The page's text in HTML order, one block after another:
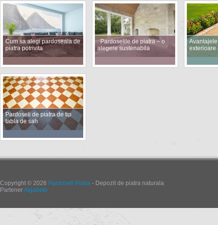
Cum sa alegi pardoseala de
piatra potrivita
Pardoselile de piatra – o
alegere sustenabila
Pardoseli de piatra de tip
tabla de sah
Copyright © 2026 Pardoseli Piatra - Depozit de piatra naturala
PartenerAlgabeth